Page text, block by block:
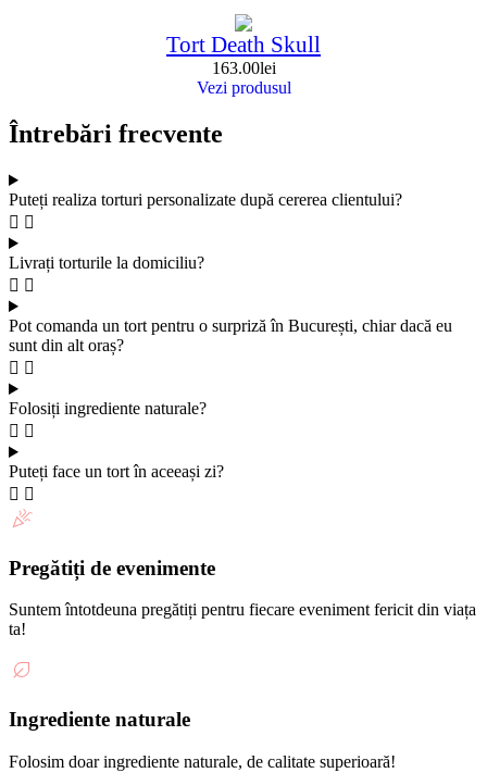
Tort Death Skull
163.00lei
Vezi produsul
Întrebări frecvente
Puteți realiza torturi personalizate după cererea clientului?
Livrați torturile la domiciliu?
Pot comanda un tort pentru o surpriză în București, chiar dacă eu
sunt din alt oraș?
Folosiți ingrediente naturale?
Puteți face un tort în aceeași zi?
Pregătiți de evenimente
Suntem întotdeuna pregătiți pentru fiecare eveniment fericit din viața
ta!
Ingrediente naturale
Folosim doar ingrediente naturale, de calitate superioară!